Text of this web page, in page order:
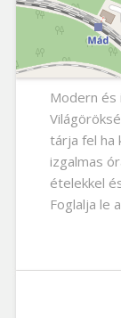
Modern
tárja fel ha
izgalmas
ételekkel
Foglalja le